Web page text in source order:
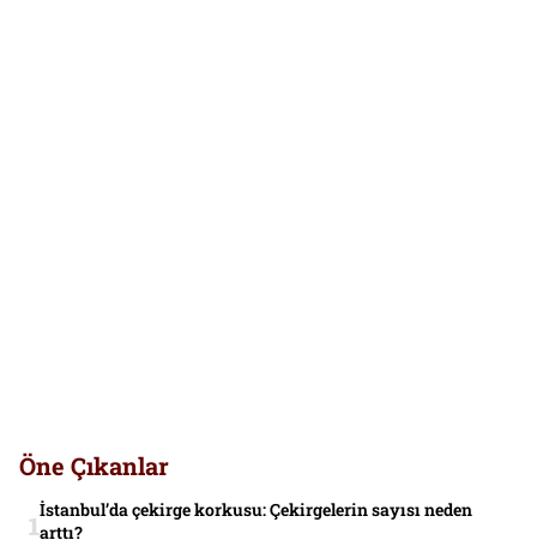
Öne Çıkanlar
İstanbul’da çekirge korkusu: Çekirgelerin sayısı neden
arttı?